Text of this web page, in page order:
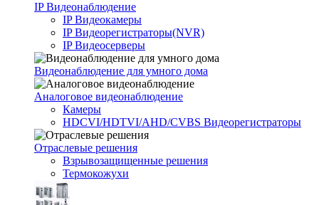
IP Видеонаблюдение
IP Видеокамеры
IP Видеорегистраторы(NVR)
IP Видеосерверы
Видеонаблюдение для умного дома
Аналоговое видеонаблюдение
Камеры
HDCVI/HDTVI/AHD/CVBS Видеорегистраторы
Отраслевые решения
Взрывозащищенные решения
Термокожухи